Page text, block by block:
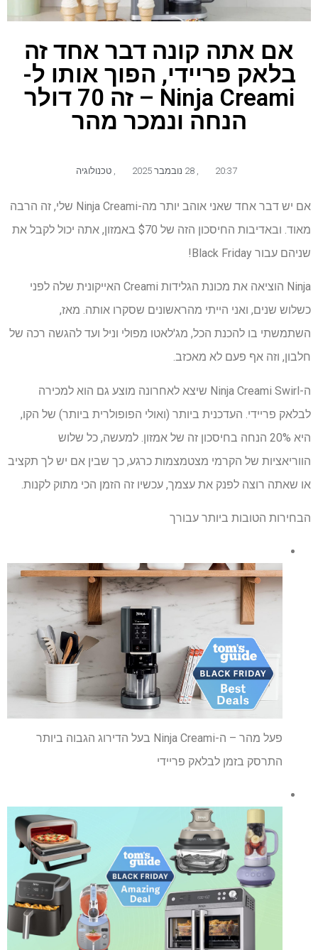
אם אתה קונה דבר אחד זה
בלאק פריידי, הפוך אותו ל-
Ninja Creami – זה 70 דולר
הנחה ונמכר מהר
20:37 28 נובמבר 2025 טכנולוגיה
אם יש דבר אחד שאני אוהב יותר מה-Ninja Creami שלי, זה הרבה
מאוד. ובאדיבות החיסכון הזה של $70 באמזון, אתה יכול לקבל את
שניהם עבור Black Friday!
Ninja הוציאה את מכונת הגלידות Creami האייקונית שלה לפני
כשלוש שנים, ואני הייתי מהראשונים שסקרו אותה. מאז,
השתמשתי בו להכנת הכל, מג'לאטו מפולי וניל ועד להגשה רכה של
חלבון, וזה אף פעם לא מאכזב.
ה-Ninja Creami Swirl שיצא לאחרונה מוצע גם הוא למכירה
לבלאק פריידי. העדכנית ביותר (ואולי הפופולרית ביותר) של הקו,
היא 20% הנחה בחיסכון זה של אמזון. למעשה, כל שלוש
הווריאציות של הקרמי מצטמצמות כרגע, כך שבין אם יש לך תקציב
או שאתה רוצה לפנק את עצמך, עכשיו זה הזמן הכי מתוק לקנות.
הבחירות הטובות ביותר עבורך
פעל מהר – ה-Ninja Creami בעל הדירוג הגבוה ביותר
התרסק בזמן לבלאק פריידי